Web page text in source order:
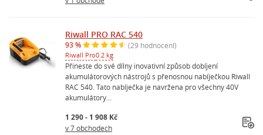
Riwall PRO RAC 540
93 % (29 hodnocení)
Riwall Pro0.2 kg
Přineste do své dílny inovativní způsob dobíjení
akumulátorových nástrojů s přenosnou nabíječkou Riwall
RAC 540. Tato nabíječka je navržena pro všechny 40V
akumulátory...
1 290 - 1 908 Kč
v 7 obchodech